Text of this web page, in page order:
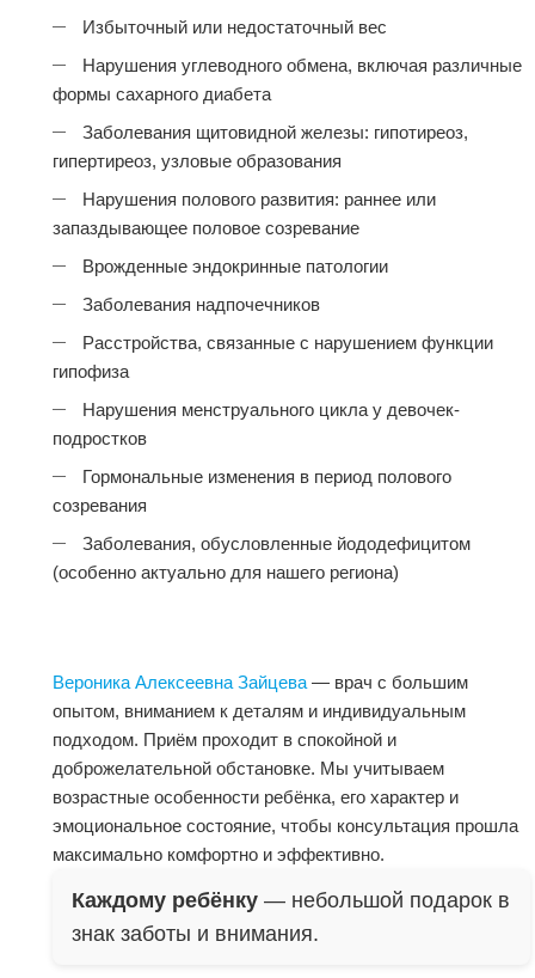
Избыточный или недостаточный вес
Нарушения углеводного обмена, включая различные
формы сахарного диабета
Заболевания щитовидной железы: гипотиреоз,
гипертиреоз, узловые образования
Нарушения полового развития: раннее или
запаздывающее половое созревание
Врожденные эндокринные патологии
Заболевания надпочечников
Расстройства, связанные с нарушением функции
гипофиза
Нарушения менструального цикла у девочек-
подростков
Гормональные изменения в период полового
созревания
Заболевания, обусловленные йододефицитом
(особенно актуально для нашего региона)
Вероника Алексеевна Зайцева — врач с большим
опытом, вниманием к деталям и индивидуальным
подходом. Приём проходит в спокойной и
доброжелательной обстановке. Мы учитываем
возрастные особенности ребёнка, его характер и
эмоциональное состояние, чтобы консультация прошла
максимально комфортно и эффективно.
Каждому ребёнку — небольшой подарок в
знак заботы и внимания.